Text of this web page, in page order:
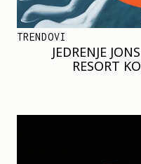
TRENDOVI
JEDRENJE
RESORT